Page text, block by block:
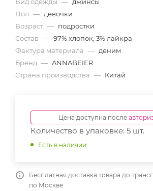
Пол — девочки
Возраст — подростки
Состав — 97% хлопок, 3% лайкра
Фактура материала — деним
Бренд — ANNABEIER
Страна производства — Китай
Цена доступна после
Количество в упаковке: 5 шт.
Есть в наличии
Бесплатная доставка товара до
по Москве